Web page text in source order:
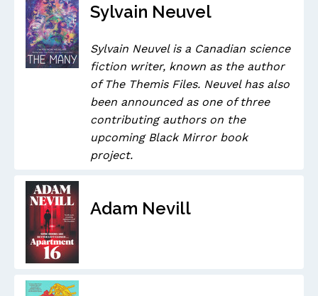
Sylvain Neuvel
Sylvain Neuvel is a Canadian science
fiction writer, known as the author
of The Themis Files. Neuvel has also
been announced as one of three
contributing authors on the
upcoming Black Mirror book
project.
Adam Nevill